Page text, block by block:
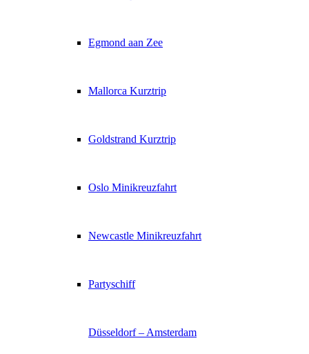
Egmond aan Zee
Mallorca Kurztrip
Goldstrand Kurztrip
Oslo Minikreuzfahrt
Newcastle Minikreuzfahrt
Partyschiff
Düsseldorf – Amsterdam